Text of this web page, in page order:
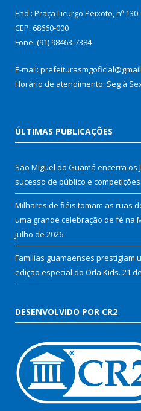
End.: Praça Licurgo Peixoto, nº 130
CEP: 68660-000
Fone: (91) 98463-7384
E-mail:
Horário de atendimento: Seg à
ÚLTIMAS PUBLICAÇÕES
São Miguel do Guamá encerra os
sucesso de público e competições.
Milhares de fiéis tomam as ruas
uma grande celebração de fé na
julho de 2026
Famílias guamaenses prestigiam
edição especial do Orla Kids. 21
DESENVOLVIDO POR CR2